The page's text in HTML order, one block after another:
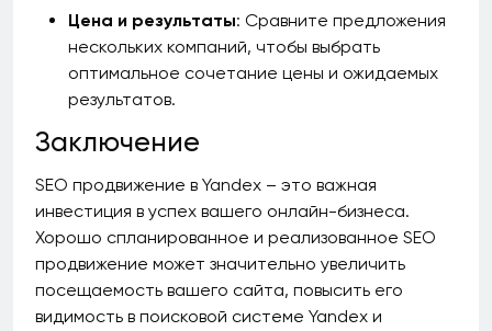
Цена и результаты: Сравните предложения
нескольких компаний, чтобы выбрать
оптимальное сочетание цены и ожидаемых
результатов.
Заключение
SEO продвижение в Yandex – это важная
инвестиция в успех вашего онлайн-бизнеса.
Хорошо спланированное и реализованное SEO
продвижение может значительно увеличить
посещаемость вашего сайта, повысить его
видимость в поисковой системе Yandex и